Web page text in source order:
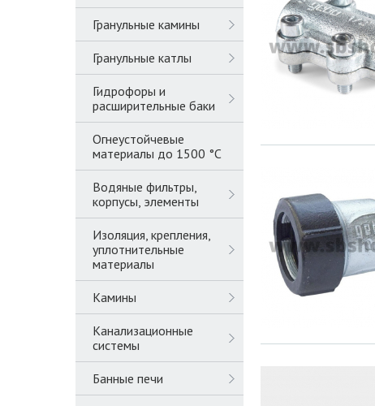
Гранульные камины
Гранульные катлы
Гидрофоры и
расширительные баки
Огнеустойчевые
материалы до 1500 °C
Водяные фильтры,
корпусы, элементы
Изоляция, крепления,
уплотнительные
материалы
Камины
Канализационные
системы
Банные печи